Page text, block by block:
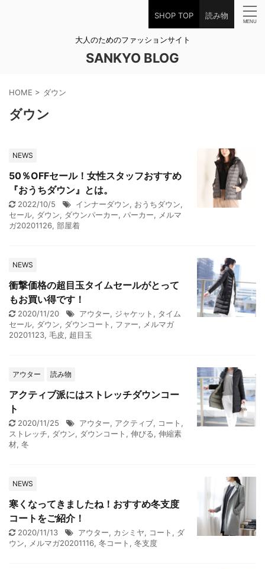
SHOP TOP 読み物
大人のためのファッションサイト
SANKYO BLOG
HOME > ダウン
ダウン
NEWS
50％OFFセール！女性スタッフおすすめ
『おうちダウン』とは。
2022/10/5 インナーダウン, おうちダウン,
セール, ダウン, ダウンパーカー, パーカー, メルマ
ガ20201126, 部屋着
NEWS
衝撃価格の超目玉タイムセールがとって
もお買い得です！
2020/11/20 アウター, ジャケット , タイム
セール, ダウン, ダウンコート , ファー, メルマガ
20201123, 毛皮, 超目玉
アウター 読み物
アクティブ派にはストレッチダウンコー
ト
2020/11/25 アウター, アクティブ, コート ,
ストレッチ, ダウン, ダウンコート , 伸びる, 伸縮素
材, 冬
NEWS
寒くなってきましたね！おすすめ冬支度
コートをご紹介！
2020/11/13 アウター, カシミヤ, コート , ダ
ウン, メルマガ20201116, 冬コート , 冬支度